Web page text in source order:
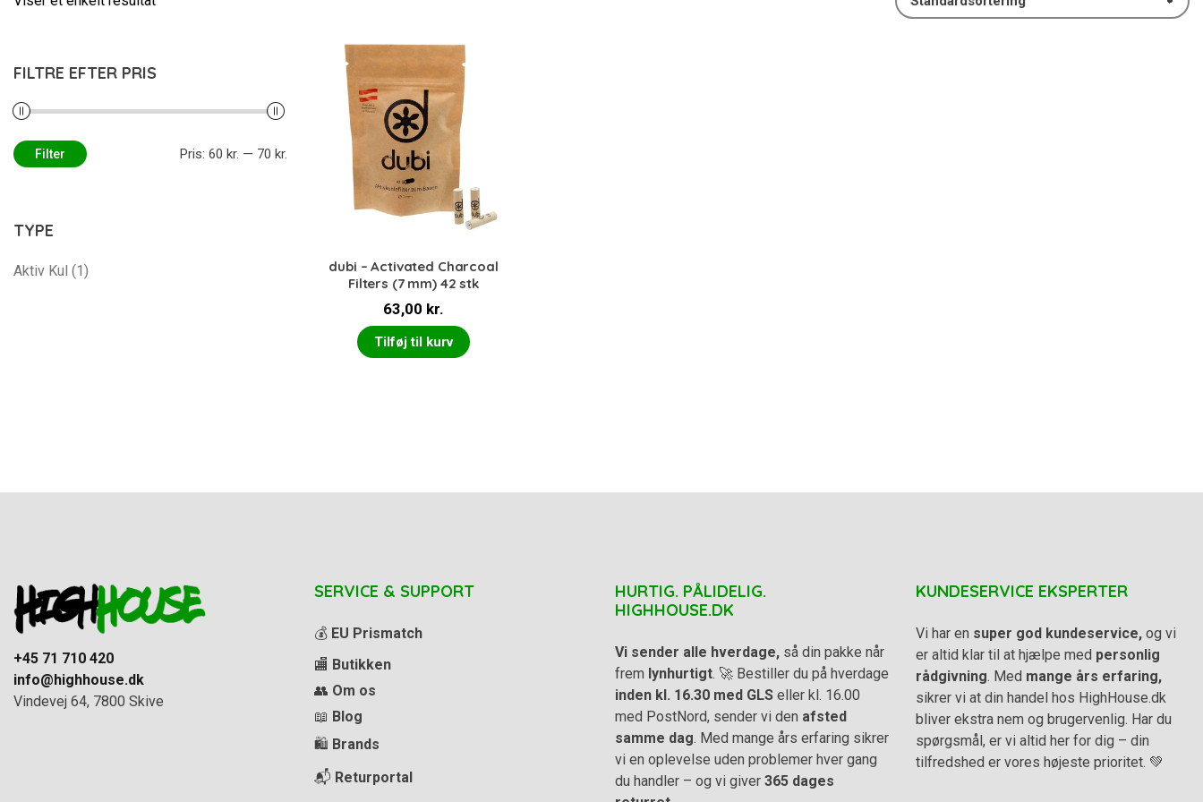
dubi – Activated Charcoal
Filters (7 mm) 42 stk
63,00 kr.
Tilføj til kurv
FILTRE EFTER PRIS
Mindste
Højeste
Filter Pris: 60 kr. — 70 kr.
TYPE
Aktiv Kul (1)
+45 71 710 420
info@highhouse.dk
Vindevej 64, 7800 Skive
SERVICE & SUPPORT
💰 EU Prismatch
🏬 Butikken
👥 Om os
📖 Blog
🛍️ Brands
📬 Returportal
HURTIG. PÅLIDELIG.
HIGHHOUSE.DK
Vi sender alle hverdage, så din pakke når
frem lynhurtigt . 🚀 Bestiller du på hverdage
inden kl. 16.30 med GLS eller kl. 16.00
med PostNord, sender vi den afsted
samme dag . Med mange års erfaring sikrer
vi en oplevelse uden problemer hver gang
du handler – og vi giver 365 dages
KUNDESERVICE EKSPERTER
Vi har en super god kundeservice, og vi
er altid klar til at hjælpe med personlig
rådgivning . Med mange års erfaring,
sikrer vi at din handel hos HighHouse.dk
bliver ekstra nem og brugervenlig. Har du
spørgsmål, er vi altid her for dig – din
tilfredshed er vores højeste prioritet. 💚